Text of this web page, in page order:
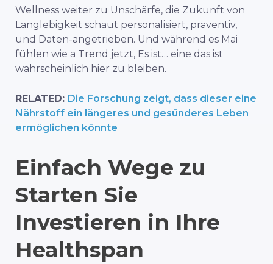
Wellness weiter zu Unschärfe, die Zukunft von
Langlebigkeit schaut personalisiert, präventiv,
und Daten-angetrieben. Und während es Mai
fühlen wie a Trend jetzt, Es ist… eine das ist
wahrscheinlich hier zu bleiben.
RELATED: Die Forschung zeigt, dass dieser eine
Nährstoff ein längeres und gesünderes Leben
ermöglichen könnte
Einfach Wege zu
Starten Sie
Investieren in Ihre
Healthspan